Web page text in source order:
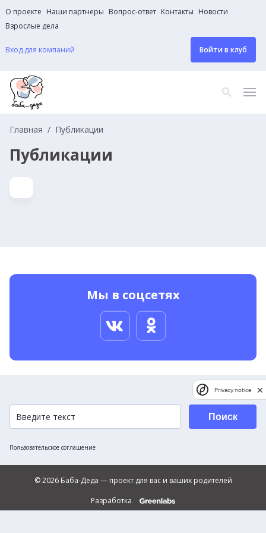
О проекте Наши партнеры Вопрос-ответ Контакты Новости
Взрослые дела
Вход для компаний Войти в клуб
Главная Публикации
Публикации
Мы в соцсетях
Пользовательское соглашение
Поиск
© 2026 Баба-Деда — проект для вас и ваших родителей
Разработка
Privacy notice